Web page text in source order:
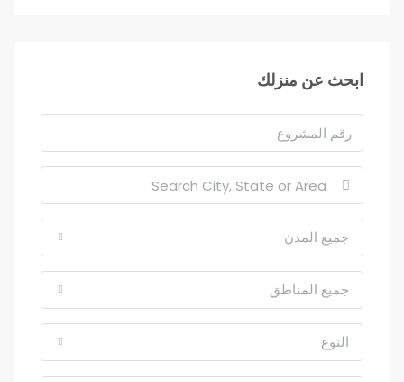
ابحث عن منزلك
جميع المدن
جميع المناطق
النوع